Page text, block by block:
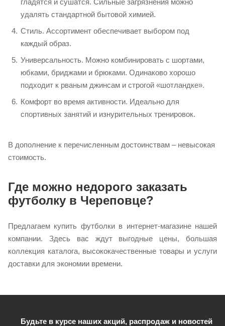
гладятся и сушатся. Сильные загрязнения можно
удалять стандартной бытовой химией.
Стиль. Ассортимент обеспечивает выбором под
каждый образ.
Универсальность. Можно комбинировать с шортами,
юбками, бриджами и брюками. Одинаково хорошо
подходит к рваным джинсам и строгой «шотландке».
Комфорт во время активности. Идеально для
спортивных занятий и изнурительных тренировок.
В дополнение к перечисленным достоинствам – невысокая
стоимость.
Где можно недорого заказать
футболку в Череповце?
Предлагаем купить футболки в интернет-магазине нашей
компании. Здесь вас ждут выгодные цены, большая
коллекция каталога, высококачественные товары и услуги
доставки для экономии времени.
Будьте в курсе наших акций, распродаж и новостей